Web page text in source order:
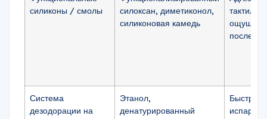
силиконы / смолы
силоксан, диметиконол,
силиконовая камедь
после
Система
дезодорации на
Этанол,
денатурированный
Быстрое